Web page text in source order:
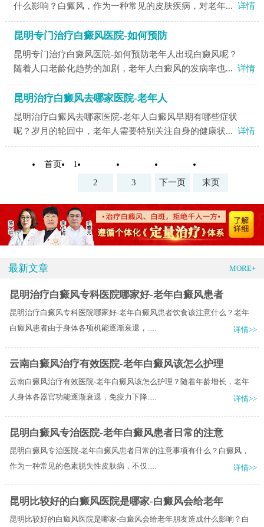
什么影响？白癜风，作为一种常见的皮肤疾病，对老年... 详情
昆明专门治疗白癜风医院-如何预防
昆明专门治疗白癜风医院-如何预防老年人出现白癜风呢？
随着人口老龄化趋势的加剧，老年人白癜风的发病率也... 详情
昆明治疗白癜风去哪家医院-老年人
昆明治疗白癜风去哪家医院-老年人白癜风早期有哪些症状
呢？岁月的轮回中，老年人需要特别关注自身的健康状... 详情
首页
1
2
3 下一页 末页
最新文章 MORE+
昆明治疗白癜风专科医院哪家好-老年白癜风患者
昆明治疗白癜风专科医院哪家好-老年白癜风患者饮食该注意什么？老年
白癜风患者由于身体各项机能逐渐衰退，.....
详情>>
云南白癜风治疗有效医院-老年白癜风该怎么护理
云南白癜风治疗有效医院-老年白癜风该怎么护理？随着年龄增长，老年
人身体各器官功能逐渐衰退，免疫力下降.....
详情>>
昆明白癜风专治医院-老年白癜风患者日常的注意
昆明白癜风专治医院-老年白癜风患者日常的注意事项有什么？白癜风，
作为一种常见的色素脱失性皮肤病，不仅.....
详情>>
昆明比较好的白癜风医院是哪家-白癜风会给老年
昆明比较好的白癜风医院是哪家-白癜风会给老年朋友造成什么影响？白